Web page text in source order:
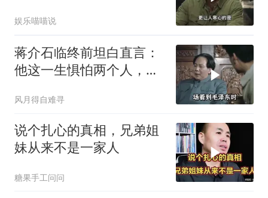
娱乐喵喵说
蒋介石临终前坦白直言：
他这一生惧怕两个人，却
风月得自难寻
说个扎心的真相，兄弟姐
妹从来不是一家人
糖果手工问问